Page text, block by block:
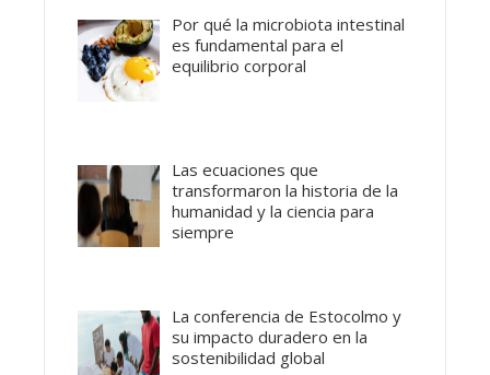
Por qué la microbiota intestinal
es fundamental para el
equilibrio corporal
Las ecuaciones que
transformaron la historia de la
humanidad y la ciencia para
siempre
La conferencia de Estocolmo y
su impacto duradero en la
sostenibilidad global